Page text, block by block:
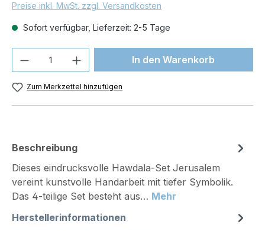
Preise inkl. MwSt. zzgl. Versandkosten
Sofort verfügbar, Lieferzeit: 2-5 Tage
Produkt Anzahl: Gib denIn den Warenkorb
Zum Merkzettel hinzufügen
Beschreibung
Dieses eindrucksvolle Hawdala-Set Jerusalem
vereint kunstvolle Handarbeit mit tiefer Symbolik.
Das 4-teilige Set besteht aus… Mehr
Herstellerinformationen